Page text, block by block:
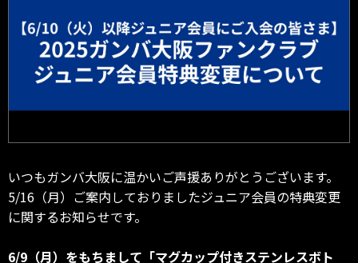
いつもガンバ大阪に温かいご声援ありがとうございます。
5/16（月）ご案内しておりましたジュニア会員の特典変更
に関するお知らせです。
6/9（月）をもちまして「マグカップ付きステンレスボト